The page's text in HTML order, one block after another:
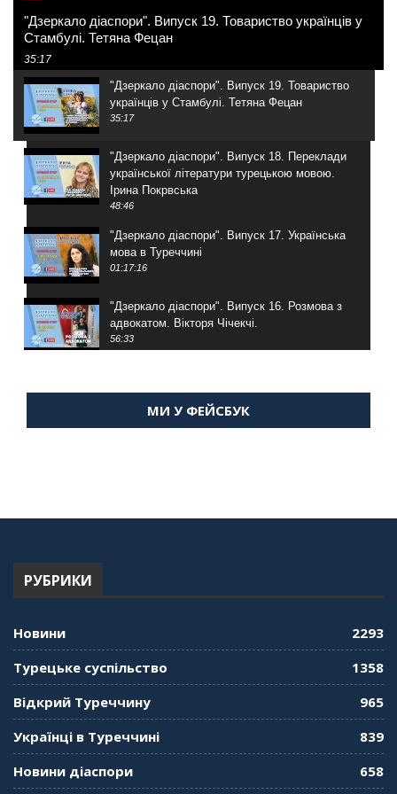
"Дзеркало діаспори". Випуск 19. Товариство українців у
Стамбулі. Тетяна Фецан
35:17
"Дзеркало діаспори". Випуск 19. Товариство
українців у Стамбулі. Тетяна Фецан
35:17
"Дзеркало діаспори". Випуск 18. Переклади
української літератури турецькою мовою.
Ірина Покрвська
48:46
"Дзеркало діаспори". Випуск 17. Українська
мова в Туреччині
01:17:16
"Дзеркало діаспори". Випуск 16. Розмова з
адвокатом. Вікторя Чічекчі.
56:33
Мухарський про життя в Туреччині
"Дзеркало діаспори". Випуск 13. МУШ в
"Дзеркало діаспори". Випуск 11. Олександр
"Дзеркало діаспори". Випуск 10. Тонкощі та
МИ У ФЕЙСБУК
РУБРИКИ
Новини
2293
Турецьке суспільство
1358
Відкрий Туреччину
965
Українці в Туреччині
839
Новини діаспори
658